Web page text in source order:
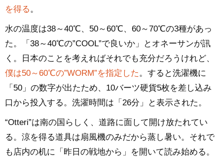
を得る。
水の温度は38～40℃、50～60℃、60～70℃の3種があっ
た。「38～40℃の”COOL”で良いか」とオネーサンが訊
く。日本のことを考えればそれでも充分だろうけれど、
僕は50～60℃の”WORM”を指定した。すると洗濯機に
「50」の数字が出たため、10バーツ硬貨5枚を差し込み
口から投入する。洗濯時間は「26分」と表示された。
“Otteri”は南の国らしく、道路に面して開け放たれてい
る。涼を得る道具は扇風機のみだから蒸し暑い。それで
も店内の机に「昨日の戦地から」を開いて読み始める。